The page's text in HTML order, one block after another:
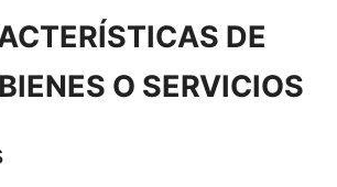
DE
O SERVICIOS